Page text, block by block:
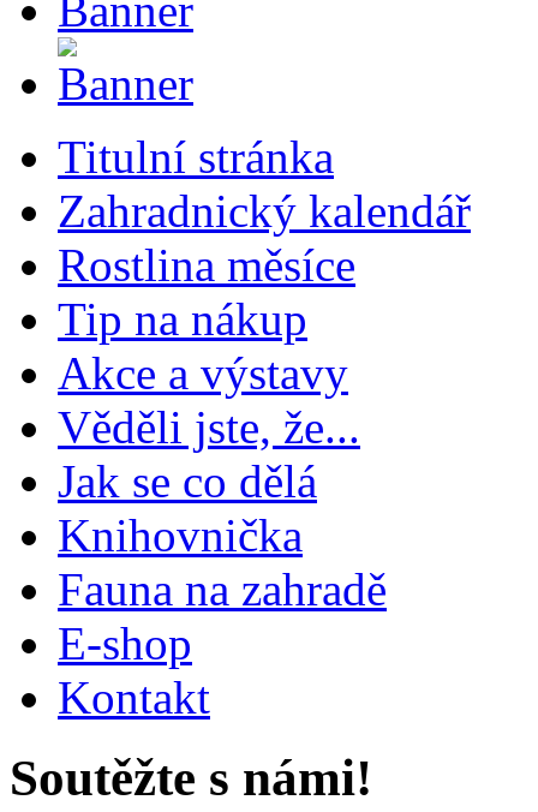
Titulní stránka
Zahradnický kalendář
Rostlina měsíce
Tip na nákup
Akce a výstavy
Věděli jste, že...
Jak se co dělá
Knihovnička
Fauna na zahradě
E-shop
Kontakt
Soutěžte s námi!